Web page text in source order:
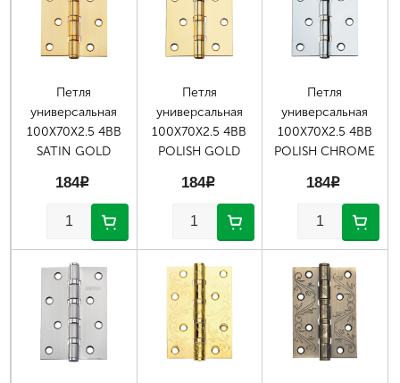
Петля
универсальная
100X70X2.5 4BB
SATIN GOLD
184p
Петля
универсальная
100X70X2.5 4BB
POLISH GOLD
184p
Петля
универсальная
100X70X2.5 4BB
POLISH CHROME
184p